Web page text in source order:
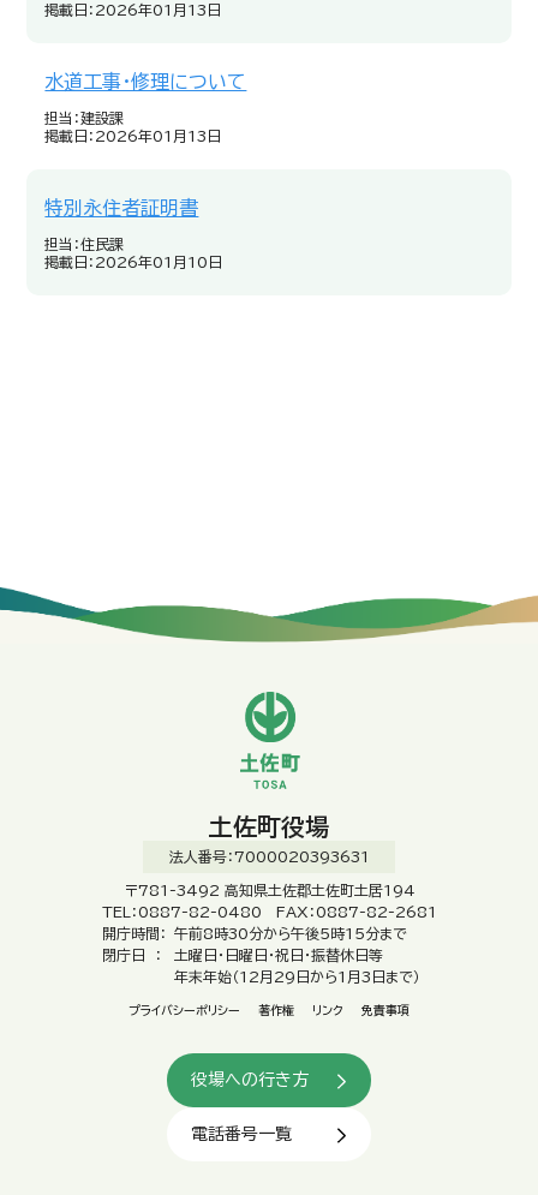
掲載日：2026年01月13日
水道工事・修理について
担当：建設課
掲載日：2026年01月13日
特別永住者証明書
担当：住民課
掲載日：2026年01月10日
土佐町役場
法人番号：7000020393631
〒781-3492 高知県土佐郡土佐町土居194
TEL：0887-82-0480 FAX：0887-82-2681
開庁時間：
午前8時30分から午後5時15分まで
閉庁日 ：
土曜日・日曜日・祝日・振替休日等
年末年始（12月29日から1月3日まで）
プライバシーポリシー 著作権 リンク 免責事項
役場への行き方
電話番号一覧